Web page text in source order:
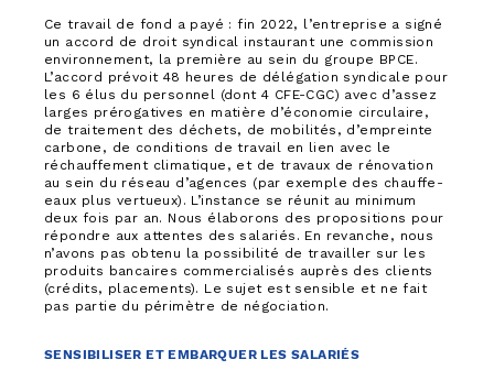
Ce travail de fond a payé : fin 2022, l’entreprise a signé
un accord de droit syndical instaurant une commission
environnement, la première au sein du groupe BPCE.
L’accord prévoit 48 heures de délégation syndicale pour
les 6 élus du personnel (dont 4 CFE-CGC) avec d’assez
larges prérogatives en matière d’économie circulaire,
de traitement des déchets, de mobilités, d’empreinte
carbone, de conditions de travail en lien avec le
réchauffement climatique, et de travaux de rénovation
au sein du réseau d’agences (par exemple des chauffe-
eaux plus vertueux). L’instance se réunit au minimum
deux fois par an. Nous élaborons des propositions pour
répondre aux attentes des salariés. En revanche, nous
n’avons pas obtenu la possibilité de travailler sur les
produits bancaires commercialisés auprès des clients
(crédits, placements). Le sujet est sensible et ne fait
pas partie du périmètre de négociation.
SENSIBILISER ET EMBARQUER LES SALARIÉS